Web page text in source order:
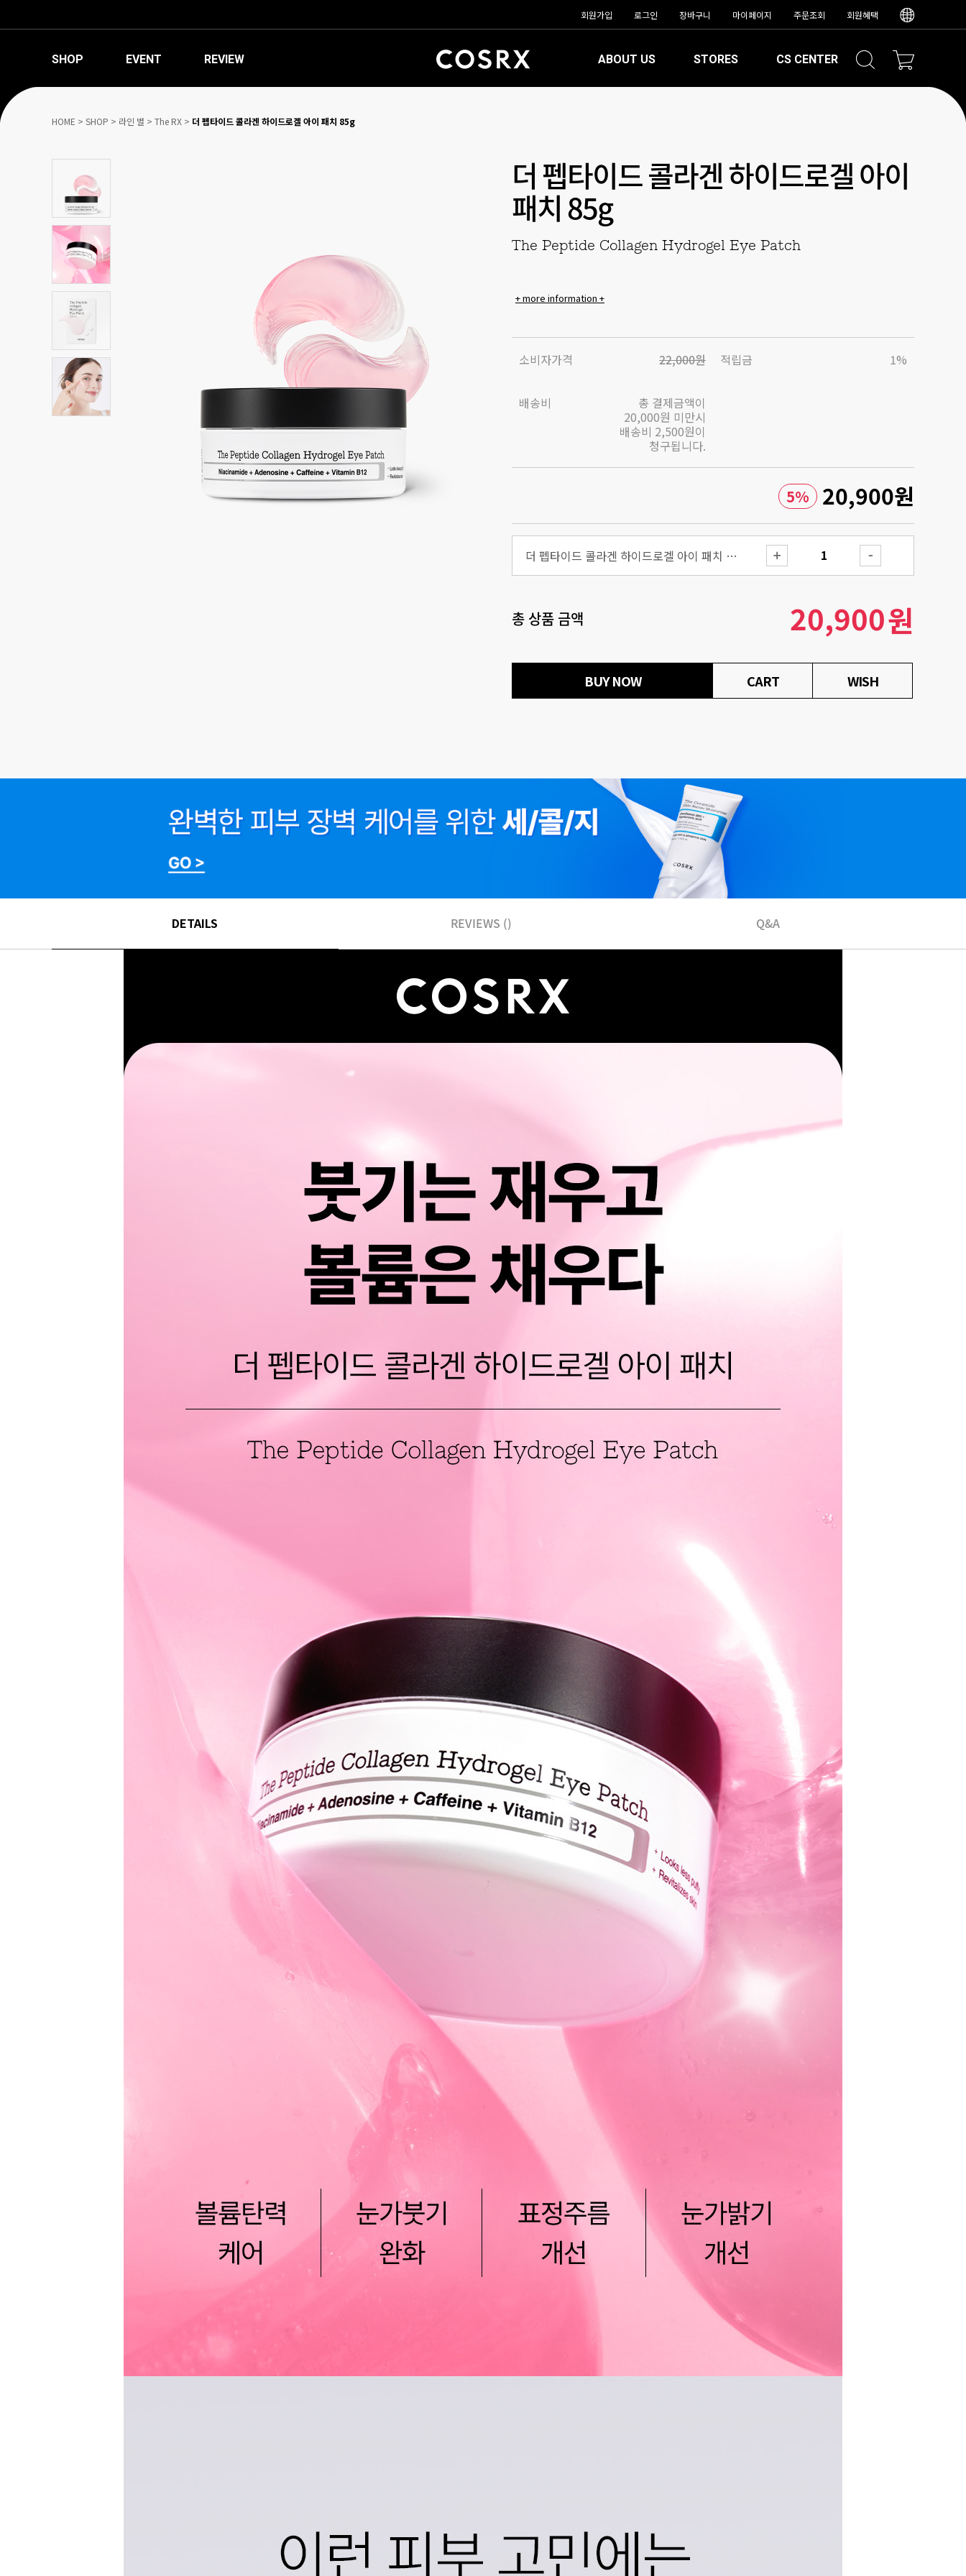
회원가입 로그인 장바구니 마이페이지 주문조회 회원혜택
SHOP EVENT REVIEW ABOUT US STORES CS CENTER
HOME > SHOP > 라인 별 > The RX > 더 펩타이드 콜라겐 하이드로겔 아이 패치 85g
더 펩타이드 콜라겐 하이드로겔 아이
패치 85g
The Peptide Collagen Hydrogel Eye Patch
+ more information +
소비자가격 22,000원 적립금 1%
배송비
총 결제금액이
20,000원 미만시
배송비 2,500원이
청구됩니다.
5% 20,900원
더 펩타이드 콜라겐 하이드로겔 아이 패치 85g
총 상품 금액 20,900원
BUY NOW CART WISH
DETAILS REVIEWS () Q&A